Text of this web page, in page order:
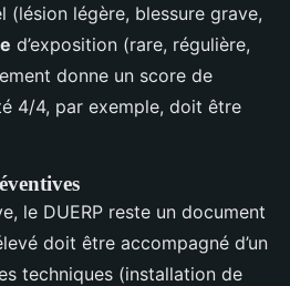
(lésion légère, blessure grave,
d’exposition (rare, régulière,
donne un score de
4/4, par exemple, doit être
le DUERP reste un document
doit être accompagné d’un
techniques (installation de